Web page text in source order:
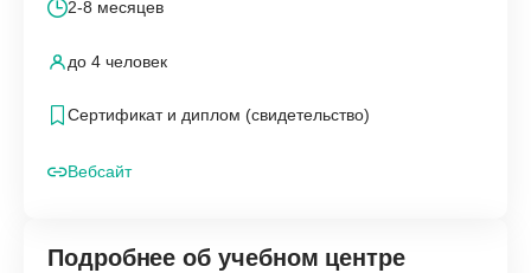
2-8 месяцев
до 4 человек
Сертификат и диплом (свидетельство)
Вебсайт
Подробнее об учебном центре